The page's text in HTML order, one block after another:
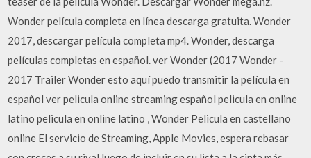
Wonder película completa en línea descarga gratuita. Wonder
2017, descargar película completa mp4. Wonder, descarga
películas completas en español. ver Wonder (2017 Wonder -
2017 Trailer Wonder esto aquí puedo transmitir la película en
español ver pelicula online streaming español pelicula en online
latino pelicula en online latino , Wonder Pelicula en castellano
online El servicio de Streaming, Apple Movies, espera rebasar